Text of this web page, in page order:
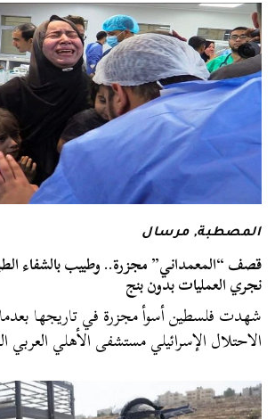
المصطبة,مرسال
قصف “المعمداني” مجزرة.. وطبيب بالشفاء
نجري العمليات بدون بنج
شهدت فلسطين أسوأ مجزرة في تاريجها
الاحتلال الإسرائيلي مستشفى الأهلي